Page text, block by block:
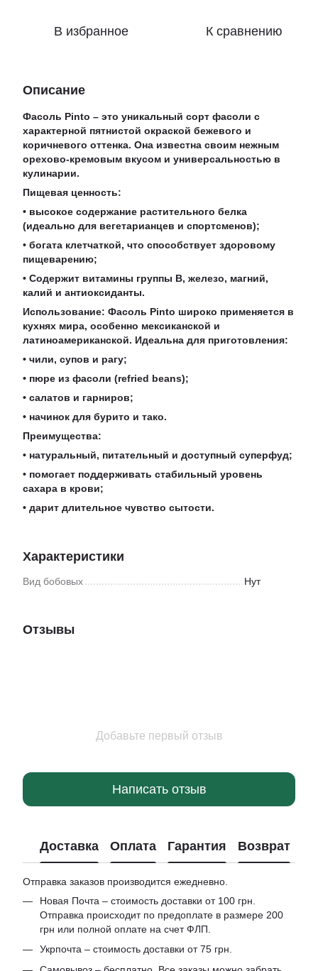
В избранное К сравнению
Описание
Фасоль Pinto – это уникальный сорт фасоли с
характерной пятнистой окраской бежевого и
коричневого оттенка. Она известна своим нежным
орехово-кремовым вкусом и универсальностью в
кулинарии.
Пищевая ценность:
• высокое содержание растительного белка
(идеально для вегетарианцев и спортсменов);
• богата клетчаткой, что способствует здоровому
пищеварению;
• Содержит витамины группы B, железо, магний,
калий и антиоксиданты.
Использование: Фасоль Pinto широко применяется в
кухнях мира, особенно мексиканской и
латиноамериканской. Идеальна для приготовления:
• чили, супов и рагу;
• пюре из фасоли (refried beans);
• салатов и гарниров;
• начинок для бурито и тако.
Преимущества:
• натуральный, питательный и доступный суперфуд;
• помогает поддерживать стабильный уровень
сахара в крови;
• дарит длительное чувство сытости.
Характеристики
Вид бобовых Нут
Отзывы
Добавьте первый отзыв
Написать отзыв
Доставка Оплата Гарантия Возврат
Отправка заказов производится ежедневно.
Новая Почта – стоимость доставки от 100 грн.
Отправка происходит по предоплате в размере 200
грн или полной оплате на счет ФЛП.
Укрпочта – стоимость доставки от 75 грн.